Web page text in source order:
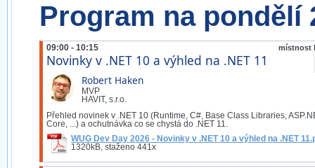
Program na pondělí
místnost
09:00 - 10:15
Novinky v .NET 10 a výhled na .NET 11
Robert Haken
MVP
HAVIT, s.r.o.
Přehled novinek v .NET 10 (Runtime, C#, Base Class Libraries,
Core, ...) a ochutnávka co se chystá do .NET 11.
WUG Dev Day 2026 - Novinky v .NET 10 a výhled na .NET
1320kB, staženo 441x